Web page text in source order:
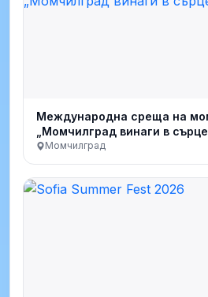
Международна среща на
„Момчилград винаги в
Момчилград